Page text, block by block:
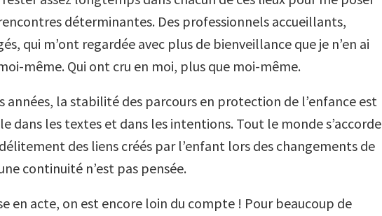
déterminantes. Des professionnels accueillants,
qui m’ont regardée avec plus de bienveillance que je n’en ai
même. Qui ont cru en moi, plus que moi-même.
années, la stabilité des parcours en protection de l’enfance est
dans les textes et dans les intentions. Tout le monde s’accorde
des liens créés par l’enfant lors des changements de
continuité n’est pas pensée.
en acte, on est encore loin du compte ! Pour beaucoup de